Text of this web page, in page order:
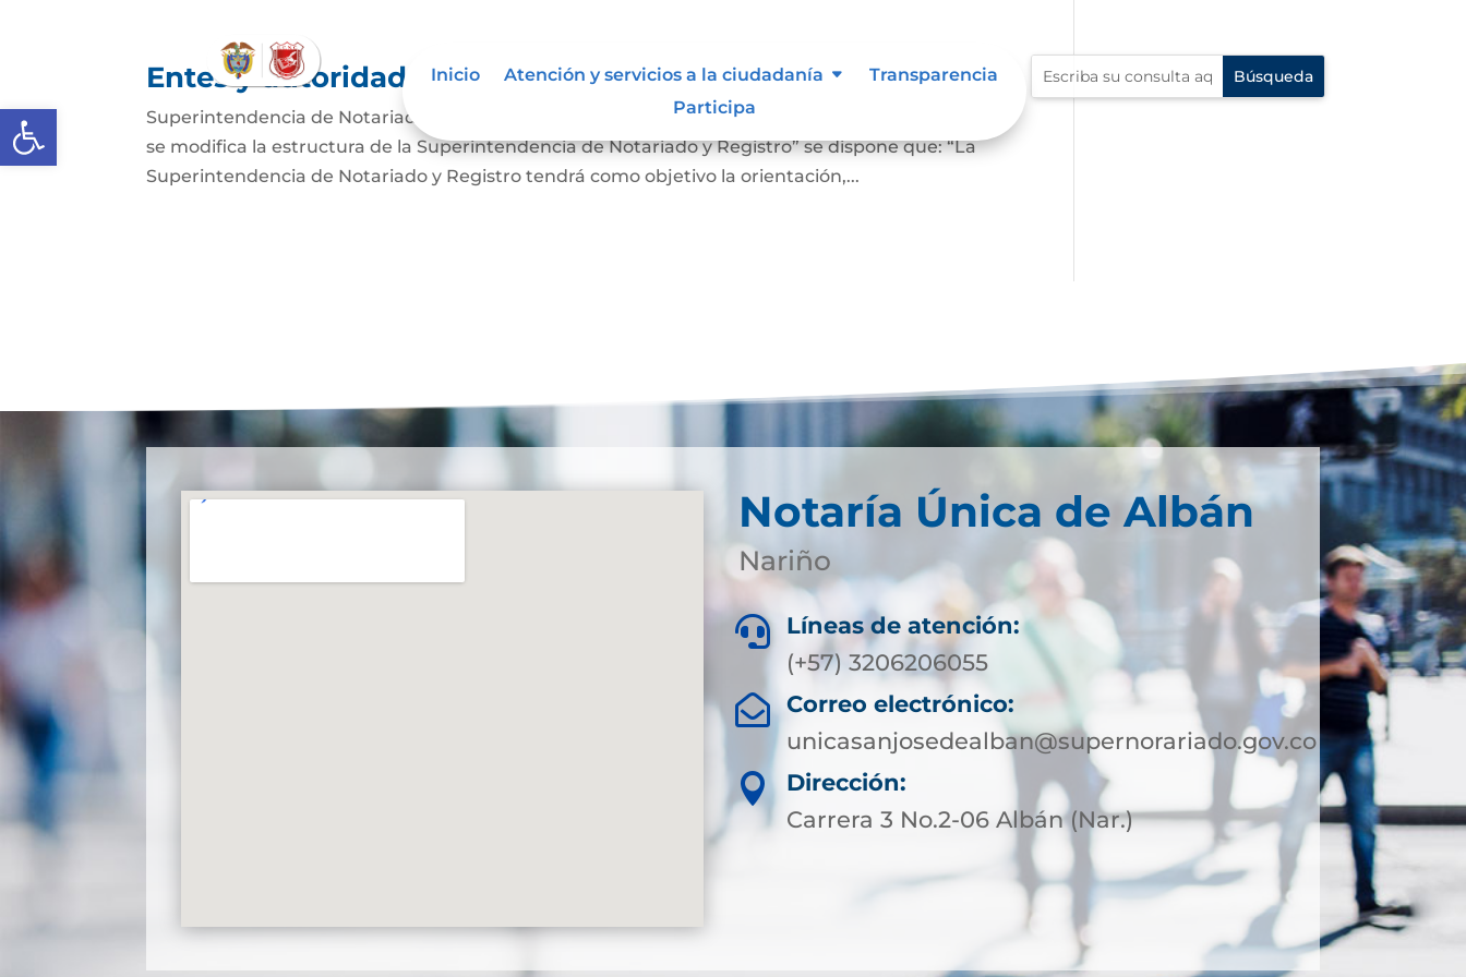
Abrir barra de herramientas
Inicio Atención y servicios a la ciudadanía
Transparencia
Participa
Entes y autoridades que lo vigilan
Superintendencia de Notariado y Registro En el Artículo 4 del Decreto 2723 de 2014, “Por el cual
se modifica la estructura de la Superintendencia de Notariado y Registro” se dispone que: “La
Superintendencia de Notariado y Registro tendrá como objetivo la orientación,...
Notaría Única de Albán
Nariño

Líneas de atención:
(+57) 3206206055

Correo electrónico:
unicasanjosedealban@supernorariado.gov.co

Dirección:
Carrera 3 No.2-06 Albán (Nar.)